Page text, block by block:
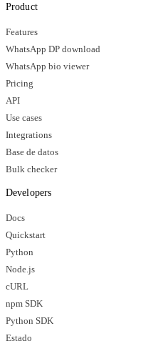
Product
Features
WhatsApp DP download
WhatsApp bio viewer
Pricing
API
Use cases
Integrations
Base de datos
Bulk checker
Developers
Docs
Quickstart
Python
Node.js
cURL
npm SDK
Python SDK
Estado